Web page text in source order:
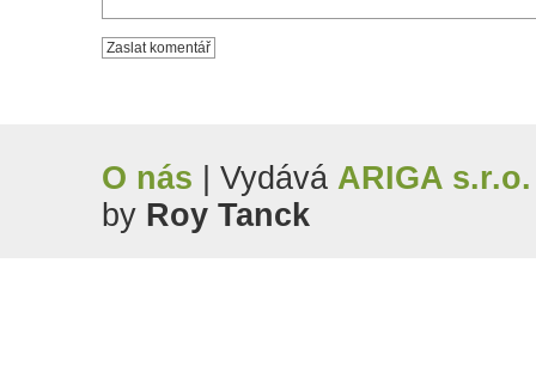
O nás | Vydává ARIGA s.r.o.
by Roy Tanck